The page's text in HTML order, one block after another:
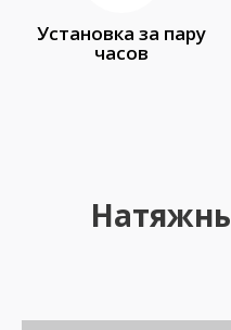
Установка за пару
часов